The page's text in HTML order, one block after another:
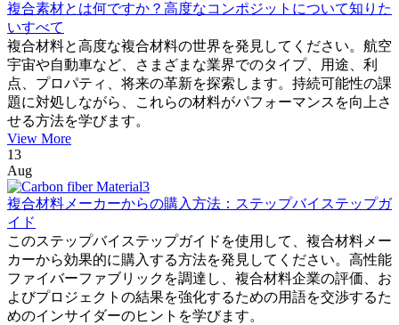
複合素材とは何ですか？高度なコンポジットについて知りた
いすべて
複合材料と高度な複合材料の世界を発見してください。航空
宇宙や自動車など、さまざまな業界でのタイプ、用途、利
点、プロパティ、将来の革新を探索します。持続可能性の課
題に対処しながら、これらの材料がパフォーマンスを向上さ
せる方法を学びます。
View More
13
Aug
複合材料メーカーからの購入方法：ステップバイステップガ
イド
このステップバイステップガイドを使用して、複合材料メー
カーから効果的に購入する方法を発見してください。高性能
ファイバーファブリックを調達し、複合材料企業の評価、お
よびプロジェクトの結果を強化するための用語を交渉するた
めのインサイダーのヒントを学びます。